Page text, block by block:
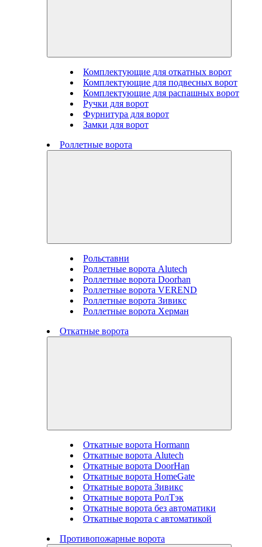
Комплектующие для откатных ворот
Комплектующие для подвесных ворот
Комплектующие для распашных ворот
Ручки для ворот
Фурнитура для ворот
Замки для ворот
Роллетные ворота
Рольставни
Роллетные ворота Alutech
Роллетные ворота Doorhan
Роллетные ворота VEREND
Роллетные ворота Зивикс
Роллетные ворота Херман
Откатные ворота
Откатные ворота Hormann
Откатные ворота Alutech
Откатные ворота DoorHan
Откатные ворота HomeGate
Откатные ворота Зивикс
Откатные ворота РолТэк
Откатные ворота без автоматики
Откатные ворота с автоматикой
Противопожарные ворота